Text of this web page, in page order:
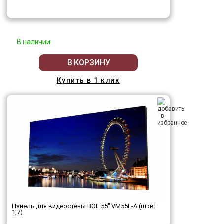
В наличии
В КОРЗИНУ
Купить в 1 клик
Панель для видеостены BOE 55" VM55L-A (шов:
1,7)